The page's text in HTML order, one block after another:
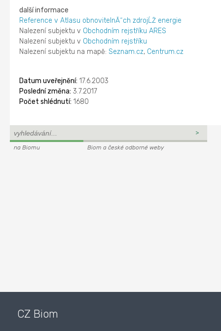
další informace
Reference v Atlasu obnovitelnĂ˝ch zdrojĹŻ energie
Nalezení subjektu v Obchodním rejstříku ARES
Nalezení subjektu v Obchodním rejstříku
Nalezení subjektu na mapě:Seznam.cz, Centrum.cz
Datum uveřejnění: 17.6.2003
Poslední změna: 3.7.2017
Počet shlédnutí: 1680
na Biomu Biom a české odborné weby
CZ Biom